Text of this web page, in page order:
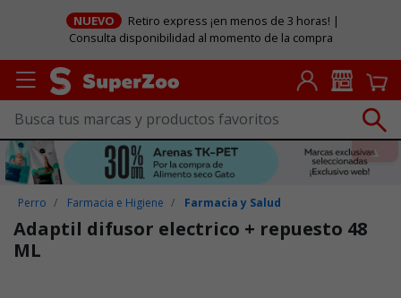
NUEVO
Retiro express ¡en menos de 3 horas! |
Consulta disponibilidad al momento de la compra
Perro Farmacia e Higiene Farmacia y Salud
Adaptil difusor electrico + repuesto 48
ML